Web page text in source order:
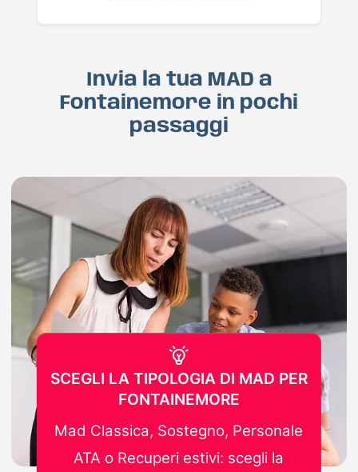
Invia la tua MAD a
Fontainemore in pochi
passaggi
SCEGLI LA TIPOLOGIA DI MAD PER
FONTAINEMORE
Mad Classica, Sostegno, Personale
ATA o Recuperi estivi: scegli la